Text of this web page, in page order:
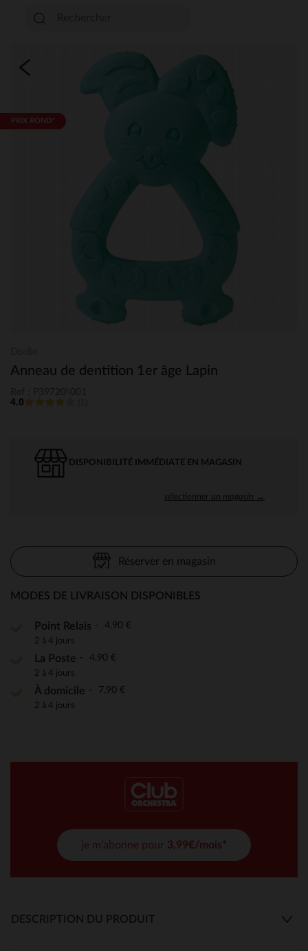
PRIX ROND*
Anneau de dentition 1er âge Lapin
4.0
DISPONIBILITÉ IMMÉDIATE EN MAGASIN
sélectionner un magasin →
Réserver en magasin
MODES DE LIVRAISON DISPONIBLES
Point Relais 4,90 €
2 à 4 jours
La Poste 4,90 €
2 à 4 jours
À domicile 7,90 €
2 à 4 jours
je m'abonne pour 3,99€/mois*
DESCRIPTION DU PRODUIT